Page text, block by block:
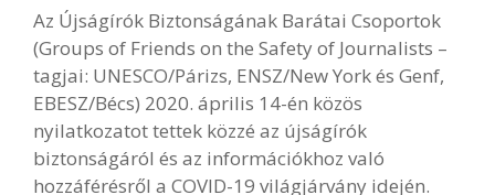
Az Újságírók Biztonságának Barátai Csoportok
(Groups of Friends on the Safety of Journalists –
tagjai: UNESCO/Párizs, ENSZ/New York és Genf,
EBESZ/Bécs) 2020. április 14-én közös
nyilatkozatot tettek közzé az újságírók
biztonságáról és az információkhoz való
hozzáférésről a COVID-19 világjárvány idején.